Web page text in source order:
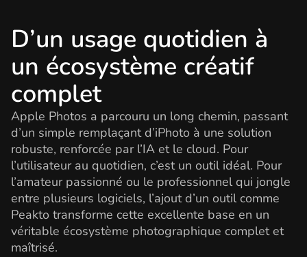
D’un usage quotidien à
un écosystème créatif
complet
Apple Photos a parcouru un long chemin, passant
d’un simple remplaçant d’iPhoto à une solution
robuste, renforcée par l’IA et le cloud. Pour
l’utilisateur au quotidien, c’est un outil idéal. Pour
l’amateur passionné ou le professionnel qui jongle
entre plusieurs logiciels, l’ajout d’un outil comme
Peakto transforme cette excellente base en un
véritable écosystème photographique complet et
maîtrisé.